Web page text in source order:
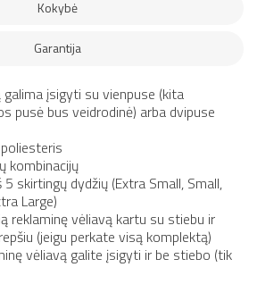
Kokybė
Garantija
galima įsigyti su vienpuse (kita
pusė bus veidrodinė) arba dvipuse
kombinacijų
skirtingų dydžių (Extra Small, Small,
Large)
reklaminę vėliavą kartu su stiebu ir
(jeigu perkate visą komplektą)
vėliavą galite įsigyti ir be stiebo (tik